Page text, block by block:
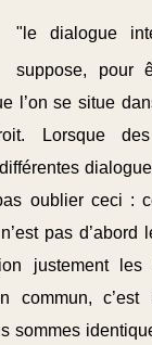
"le dialogue
suppose, pour
l’on se situe
Lorsque
oublier ceci :
pas d’abord
justement les
commun, c’est
sommes